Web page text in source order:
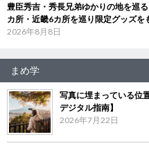
豊臣秀吉・秀長兄弟ゆかりの地を巡
カ所・近畿6カ所を巡り限定グッズを
2026年8月8日
まめ学
写真に埋まっている位
デジタル指南】
2026年7月22日